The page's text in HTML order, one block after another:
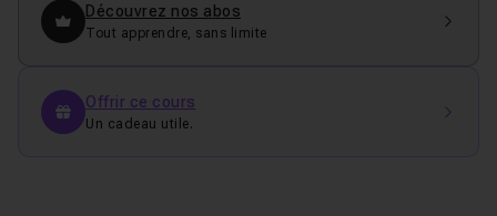
Découvrez nos abos
Tout apprendre, sans limite
Offrir ce cours
Un cadeau utile.